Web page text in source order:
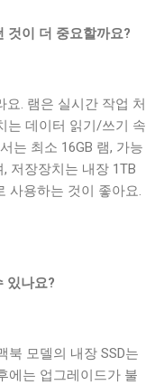
것이 더 중요할까요?
. 램은 실시간 작업 처
는 데이터 읽기/쓰기 속
는 최소 16GB 램, 가능
저장장치는 내장 1TB
사용하는 것이 좋아요.
있나요?
북 모델의 내장 SSD는
에는 업그레이드가 불